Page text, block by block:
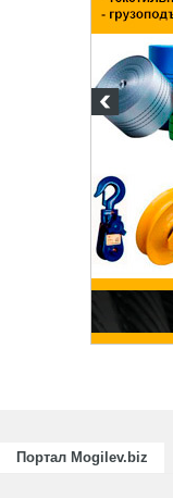
для
Портал Mogilev.biz